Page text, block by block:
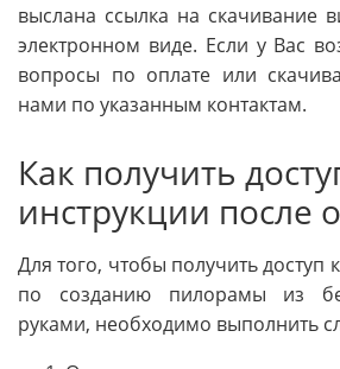
выслана ссылка на скачивание
электронном виде. Если у Вас
вопросы по оплате или
нами по указанным контактам.
Как получить
инструкции после
Для того, чтобы получить доступ
по созданию пилорамы из
руками, необходимо выполнить